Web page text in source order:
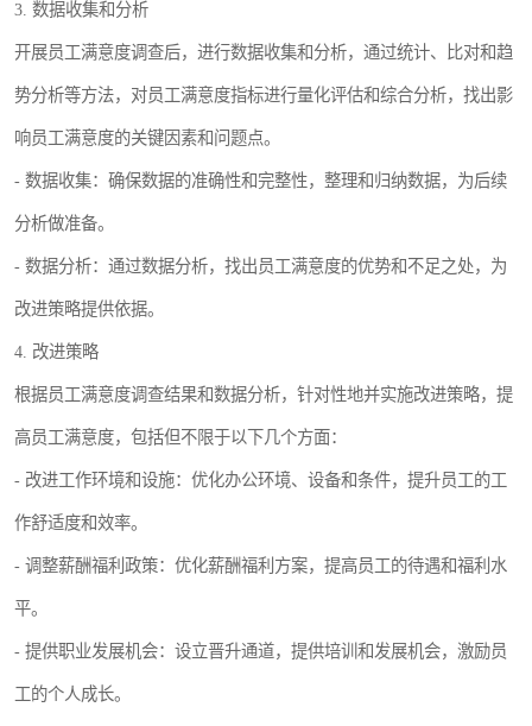
3. 数据收集和分析
开展员工满意度调查后，进行数据收集和分析，通过统计、比对和趋
势分析等方法，对员工满意度指标进行量化评估和综合分析，找出影
响员工满意度的关键因素和问题点。
- 数据收集：确保数据的准确性和完整性，整理和归纳数据，为后续
分析做准备。
- 数据分析：通过数据分析，找出员工满意度的优势和不足之处，为
改进策略提供依据。
4. 改进策略
根据员工满意度调查结果和数据分析，针对性地并实施改进策略，提
高员工满意度，包括但不限于以下几个方面：
- 改进工作环境和设施：优化办公环境、设备和条件，提升员工的工
作舒适度和效率。
- 调整薪酬福利政策：优化薪酬福利方案，提高员工的待遇和福利水
平。
- 提供职业发展机会：设立晋升通道，提供培训和发展机会，激励员
工的个人成长。